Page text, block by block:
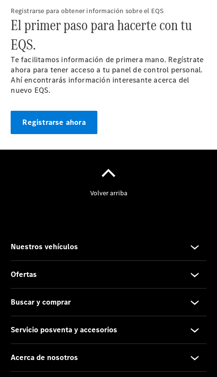
Protección
de Datos de
Star Madrid
Actualidad
Proveedor/Protección
de datos
Registrarse para obtener información sobre el EQS
El primer paso para hacerte con tu
EQS.
Te facilitamos información de primera mano. Regístrate
ahora para tener acceso a tu panel de control personal.
Ahí encontrarás información interesante acerca del
nuevo EQS.
Registrarse ahora